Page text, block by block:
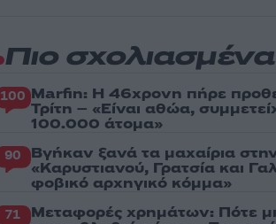
Πιο σχολιασμένα
100 Marfin: Η 46χρονη πήρε
Τρίτη – «Είναι αθώα,
100.000 άτομα»
90 Βγήκαν ξανά τα μαχαίρια
«Καρυστιανού, Γρατσία και
φοβικό αρχηγικό κόμμα»
71 Μεταφορές χρημάτων: Πότε